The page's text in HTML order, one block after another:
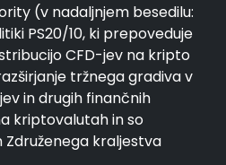
(v nadaljnjem besedilu:
PS20/10, ki prepoveduje
CFD-jev na kripto
tržnega gradiva v
in drugih finančnih
kriptovalutah in so
kraljestva